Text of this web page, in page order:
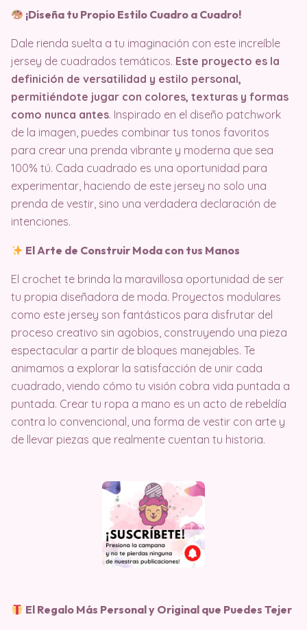
¡Diseña tu Propio Estilo Cuadro a Cuadro!
Dale rienda suelta a tu imaginación con este increíble
jersey de cuadrados temáticos. Este proyecto es la
definición de versatilidad y estilo personal,
permitiéndote jugar con colores, texturas y formas
como nunca antes. Inspirado en el diseño patchwork
de la imagen, puedes combinar tus tonos favoritos
para crear una prenda vibrante y moderna que sea
100% tú. Cada cuadrado es una oportunidad para
experimentar, haciendo de este jersey no solo una
prenda de vestir, sino una verdadera declaración de
intenciones.
El Arte de Construir Moda con tus Manos
El crochet te brinda la maravillosa oportunidad de ser
tu propia diseñadora de moda. Proyectos modulares
como este jersey son fantásticos para disfrutar del
proceso creativo sin agobios, construyendo una pieza
espectacular a partir de bloques manejables. Te
animamos a explorar la satisfacción de unir cada
cuadrado, viendo cómo tu visión cobra vida puntada a
puntada. Crear tu ropa a mano es un acto de rebeldía
contra lo convencional, una forma de vestir con arte y
de llevar piezas que realmente cuentan tu historia.
El Regalo Más Personal y Original que Puedes Tejer